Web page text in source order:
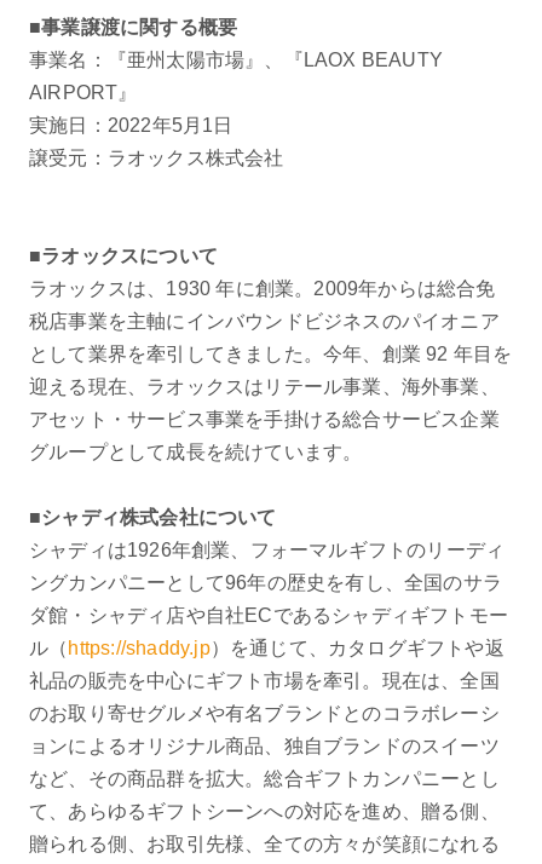
■事業譲渡に関する概要
事業名：『亜州太陽市場』、『LAOX BEAUTY
AIRPORT』
実施日：2022年5月1日
譲受元：ラオックス株式会社
■ラオックスについて
ラオックスは、1930 年に創業。2009年からは総合免
税店事業を主軸にインバウンドビジネスのパイオニア
として業界を牽引してきました。今年、創業 92 年目を
迎える現在、ラオックスはリテール事業、海外事業、
アセット・サービス事業を手掛ける総合サービス企業
グループとして成長を続けています。
■シャディ株式会社について
シャディは1926年創業、フォーマルギフトのリーディ
ングカンパニーとして96年の歴史を有し、全国のサラ
ダ館・シャディ店や自社ECであるシャディギフトモー
ル（ https://shaddy.jp）を通じて、カタログギフトや返
礼品の販売を中心にギフト市場を牽引。現在は、全国
のお取り寄せグルメや有名ブランドとのコラボレーシ
ョンによるオリジナル商品、独自ブランドのスイーツ
など、その商品群を拡大。総合ギフトカンパニーとし
て、あらゆるギフトシーンへの対応を進め、贈る側、
贈られる側、お取引先様、全ての方々が笑顔になれる